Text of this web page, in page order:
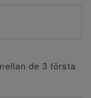
de 3 första